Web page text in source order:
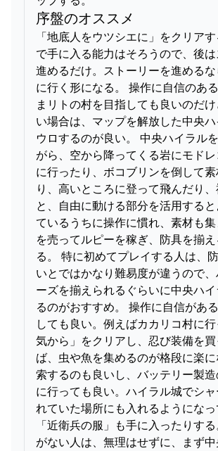
序盤のオススメ
「地底人をウツシエに」をクリア
で手に入る能力はそろうので、後
進めるだけ。ストーリーを進める
に行く形になる。 操作に自信のあ
まリトの村を目指しても良いのだ
い場合は、マップを解放した中央
ウロするのが良い。 中央ハイラル
がら、空から降ってくる岩にモド
に行ったり、ボコブリンを倒して
り、高いところに登って飛んだり
と、自由に動ける部分を活用する
ているうちに操作に慣れ、素材も
を売ってルピーを稼ぎ、防具を揃
る。 特に初めてプレイする人は、
いとではかなり難易度が違うので
ーズを揃えられるぐらいに中央ハ
るのがおすすめ。 操作に自信があ
しても良い。例えばカカリコ村に
気から」をクリアし、忍び装備を買
ば、虫や魚を集めるのが格段に楽
索するのも良いし、バッテリー製
に行っても良い。ハイラル城でシ
れていた場所にも入れるようになっ
「近衛兵の服」も手に入ったりす
がない人は、無理はせずに、まず